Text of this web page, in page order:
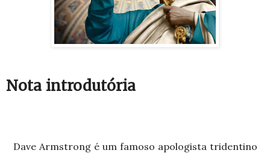
Nota introdutória
Dave Armstrong é um famoso apologista tridentino